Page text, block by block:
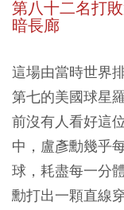
第八十二名打
暗長廊
這場由當時世界
第七的美國球星
前沒有人看好這
中，盧彥勳幾乎
球，耗盡每一分
勳打出一顆直線